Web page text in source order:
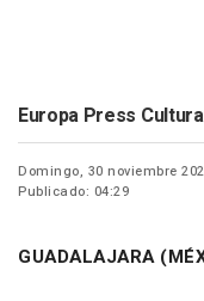
Europa Press Cultura
Domingo, 30 noviembre
Publicado: 04:29
GUADALAJARA